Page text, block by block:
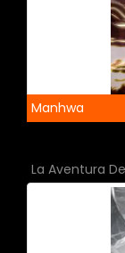
Manhwa
La Aventura